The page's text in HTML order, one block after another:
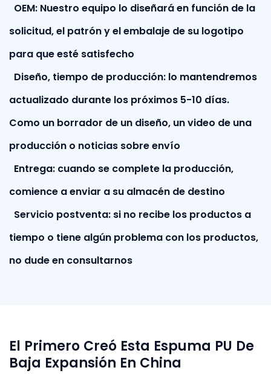
OEM: Nuestro equipo lo diseñará en función de la
solicitud, el patrón y el embalaje de su logotipo
para que esté satisfecho
Diseño, tiempo de producción: lo mantendremos
actualizado durante los próximos 5-10 días.
Como un borrador de un diseño, un video de una
producción o noticias sobre envío
Entrega: cuando se complete la producción,
comience a enviar a su almacén de destino
Servicio postventa: si no recibe los productos a
tiempo o tiene algún problema con los productos,
no dude en consultarnos
El Primero Creó Esta Espuma PU De
Baja Expansión En China